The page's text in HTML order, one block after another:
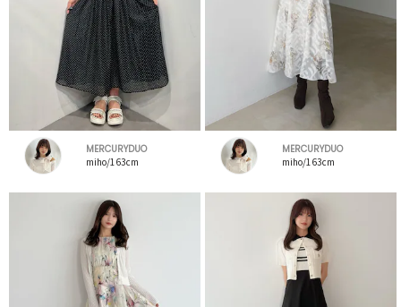
MERCURYDUO
miho/163cm
MERCURYDUO
miho/163cm